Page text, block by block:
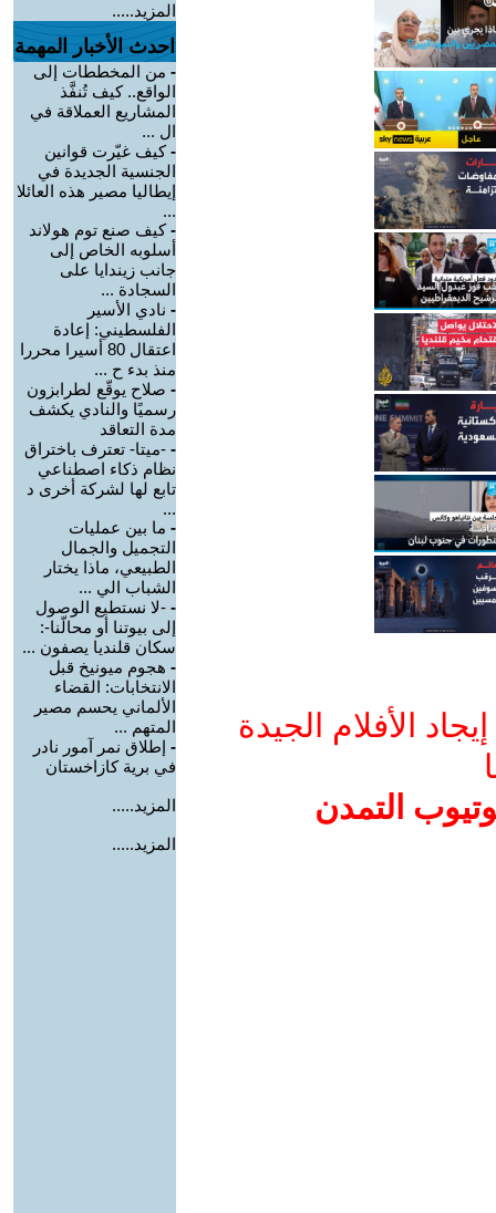
الأفلام الجيدة
التمدن
المزيد.....
احدث الأخبار المهمة
- من المخططات إلى
الواقع.. كيف تُنفَّذ
المشاريع العملاقة في
ال ...
-كيف غيّرت قوانين
الجنسية الجديدة في
إيطاليا مصير هذه العائلا
...
-كيف صنع توم هولاند
أسلوبه الخاص إلى
جانب زيندايا على
السجادة ...
- نادي الأسير
الفلسطيني: إعادة
اعتقال 80 أسيرا محررا
منذ بدء ح ...
- صلاح يوقّع لطرابزون
رسميًا والنادي يكشف
مدة التعاقد
- -ميتا- تعترف باختراق
نظام ذكاء اصطناعي
تابع لها لشركة أخرى د
...
- ما بين عمليات
التجميل والجمال
الطبيعي، ماذا يختار
الشباب الي ...
- -لا نستطيع الوصول
إلى بيوتنا أو محالّنا-:
سكان قلنديا يصفون ...
- هجوم ميونيخ قبل
الانتخابات: القضاء
الألماني يحسم مصير
المتهم ...
- إطلاق نمر آمور نادر
في برية كازاخستان
المزيد.....
المزيد.....